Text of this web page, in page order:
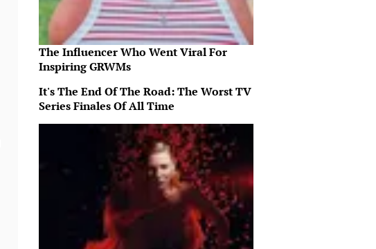
The Influencer Who Went Viral For
Inspiring GRWMs
It's The End Of The Road: The Worst TV
Series Finales Of All Time